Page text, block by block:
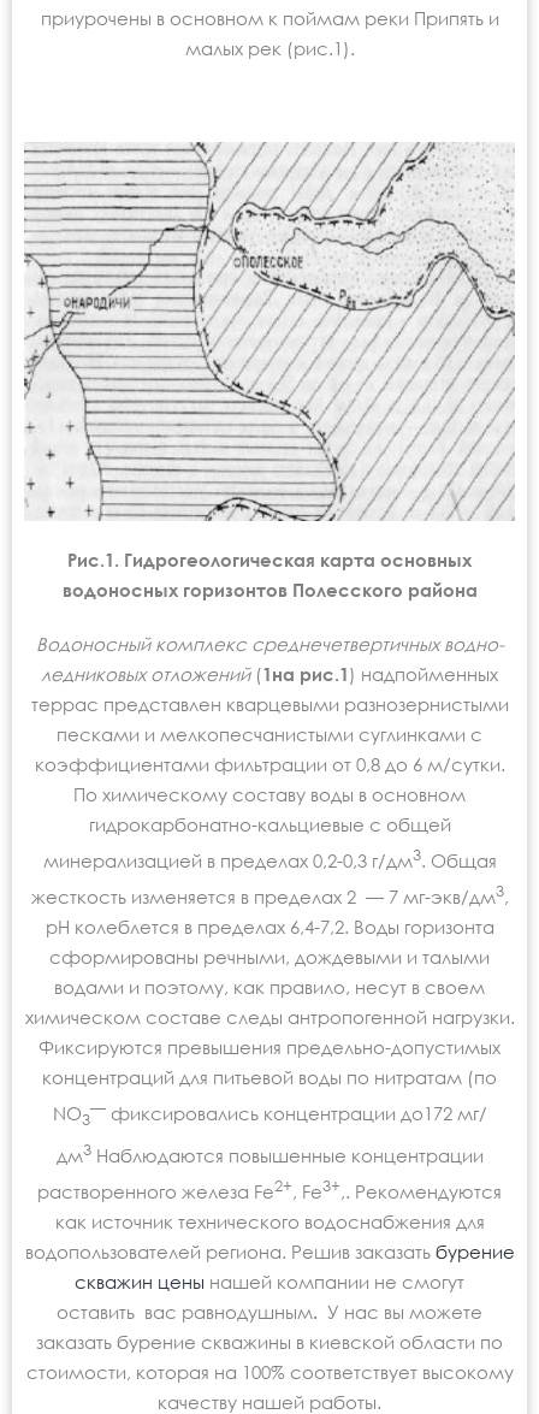
приурочены в основном к поймам реки Припять и
малых рек (рис.1).
Рис.1. Гидрогеологическая карта основных
водоносных горизонтов Полесского района
Водоносный комплекс среднечетвертичных водно-
ледниковых отложений(1на рис.1) надпойменных
террас представлен кварцевыми разнозернистыми
песками и мелкопесчанистыми суглинками с
коэффициентами фильтрации от 0,8 до 6 м/сутки.
По химическому составу воды в основном
гидрокарбонатно-кальциевые с общей
минерализацией в пределах 0,2-0,3 г/дм3. Общая
жесткость изменяется в пределах 2 — 7 мг-экв/дм3,
рН колеблется в пределах 6,4-7,2. Воды горизонта
сформированы речными, дождевыми и талыми
водами и поэтому, как правило, несут в своем
химическом составе следы антропогенной нагрузки.
Фиксируются превышения предельно-допустимых
концентраций для питьевой воды по нитратам (по
NO3
—фиксировались концентрации до172 мг/
дм3Наблюдаются повышенные концентрации
растворенного железа Fe2+, Fe3+,. Рекомендуются
как источник технического водоснабжения для
водопользователей региона. Решив заказать бурение
скважин цены нашей компании не смогут
оставить вас равнодушным. У нас вы можете
заказать бурение скважины в киевской области по
стоимости, которая на 100% соответствует высокому
качеству нашей работы.